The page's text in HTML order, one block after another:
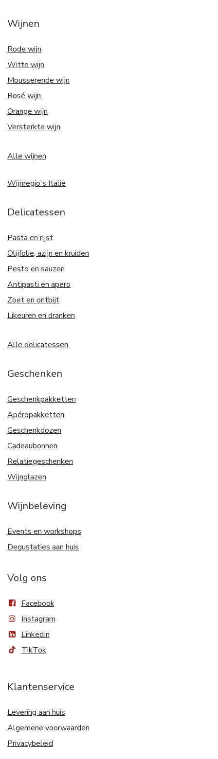
Wijnen
Rode wijn
Witte wijn
Mousserende wijn
Rosé wijn
Orange wijn
Versterkte wijn
Alle wijnen
Wijnregio's Italië
Delicatessen
Pasta en rijst
Olijfolie, azijn en kruiden
Pesto en sauzen
Antipasti en apero
Zoet en ontbijt
Likeuren en dranken
Alle delicatessen
Geschenken
Geschenkpakketten
Apéropakketten
Geschenkdozen
Cadeaubonnen
Relatiegeschenken
Wijnglazen
Wijnbeleving
Events en workshops
Degustaties aan huis
Volg ons
Facebook
Instagram
LinkedIn
TikTok
Klantenservice
Levering aan huis
Algemene voorwaarden
Privacybeleid